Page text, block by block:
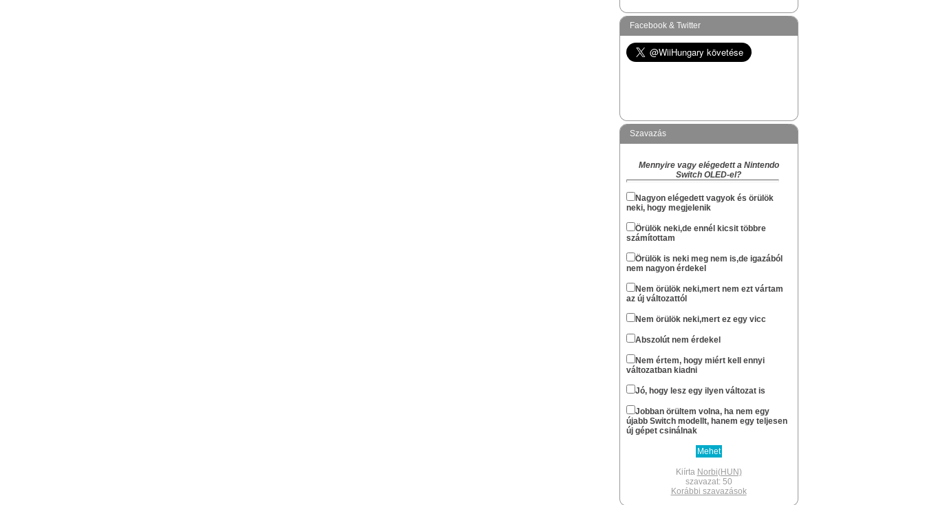
rorr te egy igazi WiiHungary-s túlélő vagy
Na skacok, van még olyan "rejtett" Survivor
dec 09 : 17:29
Hi!
van kedved hangolódni az ünnepekre, az
megírhatja a készülődés és a Karácsony
várás hangulatát, hogy kinek hogyan zajlik
...ha csak nem halt ki véglegesen az oldal.
Norbi(HUN)
okt 13 : 22:57
stewe81
Sziasztok! Él még azért az oldal?
febr 11 : 14:49
Nem gondoltam volna resolve , hogy te
még fellátogatsz az oldalra.
Xbox -os léted révén gondoltam hogy lesz
egy Series géped.
Én lassan két hete várom hogy
megjelenéskor már egyszer
berendeltem,de meguntam hogy fél év
után sem volt kapható, inkább
elruházkodtam az árát.
Switch megvan az mellé pedig hogy
tánogassam a Japánokat csak egy PS5
jöhet szóba.Nagyon sok rá a jó játék.Az új
kontroller pedig olyan élmény ami csak
PS-en van.A PSVR2 is most jön az pedig
megint egy brutál kütyü.Volt egyes VR-om,
szerettem nagyon.
Facebook & Twitter
Szavazás
Mennyire vagy elégedett a Nintendo
Switch OLED-el?
Nagyon elégedett vagyok és örülök
neki, hogy megjelenik
Örülök neki,de ennél kicsit többre
számítottam
Örülök is neki meg nem is,de igazából
nem nagyon érdekel
Nem örülök neki,mert nem ezt vártam
az új változattól
Nem örülök neki,mert ez egy vicc
Abszolút nem érdekel
Nem értem, hogy miért kell ennyi
változatban kiadni
Jó, hogy lesz egy ilyen változat is
Jobban örültem volna, ha nem egy
újabb Switch modellt, hanem egy teljesen
új gépet csinálnak
Kiírta Norbi(HUN)
szavazat: 50
Korábbi szavazások